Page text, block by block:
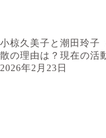
小椋久美子と潮田玲子
散の理由は？現在の活
2026年2月23日